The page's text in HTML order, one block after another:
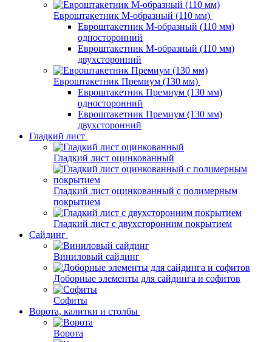
Евроштакетник М-образный (110 мм)
Евроштакетник М-образный (110 мм)
односторонний
Евроштакетник М-образный (110 мм)
двухсторонний
Евроштакетник Премиум (130 мм)
Евроштакетник Премиум (130 мм)
односторонний
Евроштакетник Премиум (130 мм)
двухсторонний
Гладкий лист
Гладкий лист оцинкованный
Гладкий лист оцинкованный с полимерным
покрытием
Гладкий лист с двухсторонним покрытием
Сайдинг
Виниловый сайдинг
Доборные элементы для сайдинга и софитов
Софиты
Ворота, калитки и столбы
Ворота